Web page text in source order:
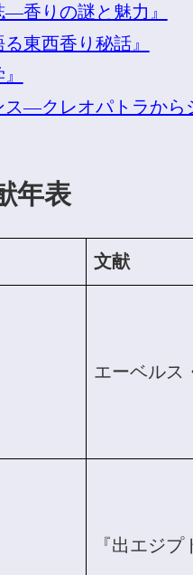
―香りの謎と魅力』
る東西香り秘話』
ス―クレオパトラから
年表
文献
エーベルス
『出エジ